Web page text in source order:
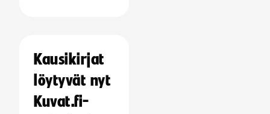
Kausikirjat
löytyvät nyt
Kuvat.fi-